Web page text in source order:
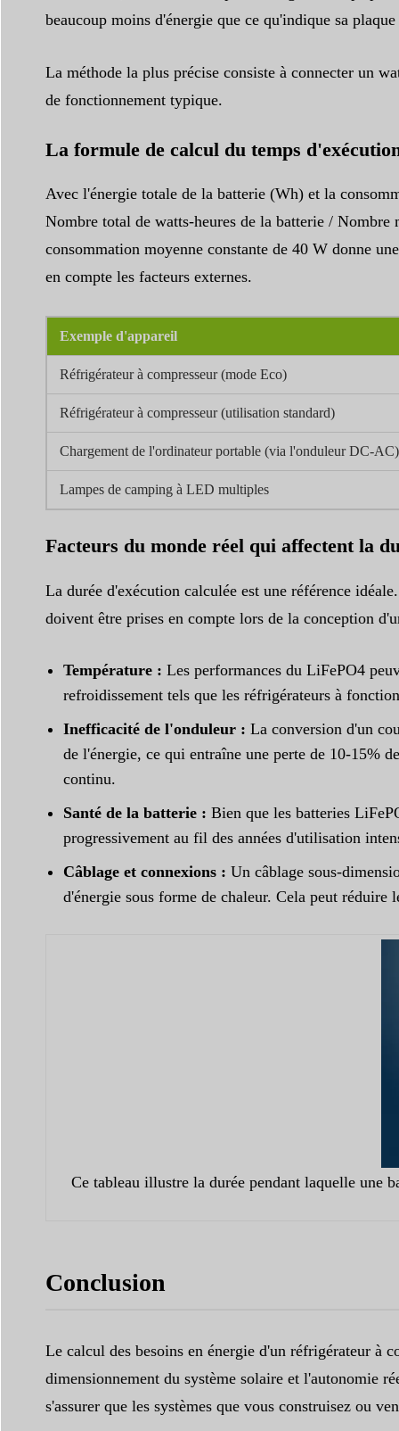
beaucoup moins d'énergie que ce qu'indique sa
La méthode la plus précise consiste à connecter un
de fonctionnement typique.
La formule de calcul du temps
Avec l'énergie totale de la batterie (Wh) et la
Nombre total de watts-heures de la batterie /
consommation moyenne constante de 40 W donne
en compte les facteurs externes.
Exemple d'appareil
Réfrigérateur à compresseur (mode Eco)
Réfrigérateur à compresseur (utilisation standard)
Chargement de l'ordinateur portable (via l'onduleur DC-AC)
Lampes de camping à LED multiples
Facteurs du monde réel qui affectent la
La durée d'exécution calculée est une référence
doivent être prises en compte lors de la conception
Température : Les performances du LiFePO4
refroidissement tels que les réfrigérateurs à
Inefficacité de l'onduleur : La conversion d'un
de l'énergie, ce qui entraîne une perte de 10-15%
continu.
Santé de la batterie : Bien que les batteries
progressivement au fil des années d'utilisation
Câblage et connexions : Un câblage sous-
d'énergie sous forme de chaleur. Cela peut
Ce tableau illustre la durée pendant laquelle une
Conclusion
Le calcul des besoins en énergie d'un réfrigérateur à
dimensionnement du système solaire et l'autonomie
s'assurer que les systèmes que vous construisez ou